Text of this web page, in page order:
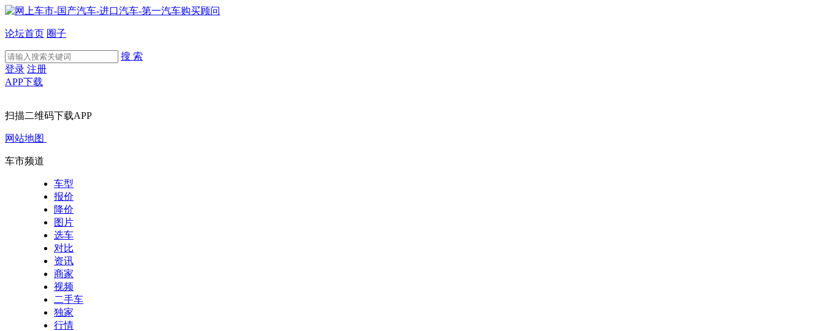
论坛首页 圈子
搜 索
登录 注册
APP下载
扫描二维码下载APP
网站地图
车市频道
车型
报价
降价
图片
选车
对比
资讯
商家
视频
二手车
独家
行情